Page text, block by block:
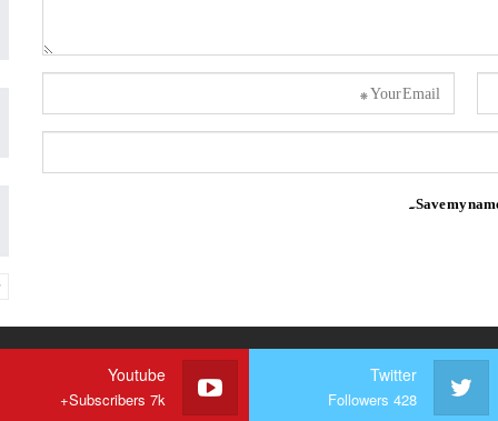
Save my
Twitter
Followers 428
Youtube
Subscribers 7k+